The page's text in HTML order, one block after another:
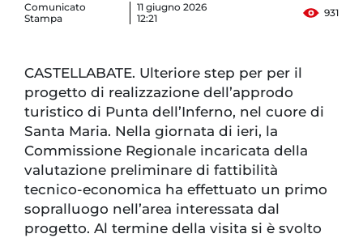
Comunicato
Stampa
11 giugno 2026
12:21
931
CASTELLABATE. Ulteriore step per per il
progetto di realizzazione dell’approdo
turistico di Punta dell’Inferno, nel cuore di
Santa Maria. Nella giornata di ieri, la
Commissione Regionale incaricata della
valutazione preliminare di fattibilità
tecnico-economica ha effettuato un primo
sopralluogo nell’area interessata dal
progetto. Al termine della visita si è svolto